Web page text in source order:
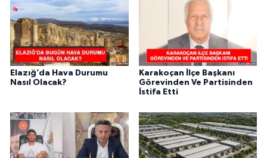
Elazığ’da Hava Durumu
Nasıl Olacak?
Karakoçan İlçe Başkanı
Görevinden Ve Partisinden
İstifa Etti